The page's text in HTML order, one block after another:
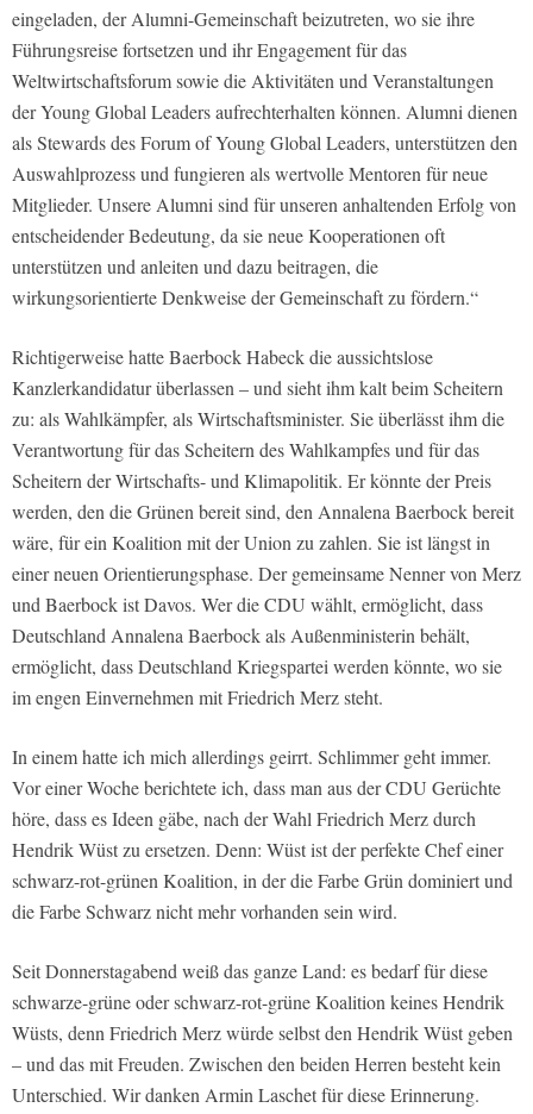
eingeladen, der Alumni-Gemeinschaft beizutreten, wo sie ihre
Führungsreise fortsetzen und ihr Engagement für das
Weltwirtschaftsforum sowie die Aktivitäten und Veranstaltungen
der Young Global Leaders aufrechterhalten können. Alumni dienen
als Stewards des Forum of Young Global Leaders, unterstützen den
Auswahlprozess und fungieren als wertvolle Mentoren für neue
Mitglieder. Unsere Alumni sind für unseren anhaltenden Erfolg von
entscheidender Bedeutung, da sie neue Kooperationen oft
unterstützen und anleiten und dazu beitragen, die
wirkungsorientierte Denkweise der Gemeinschaft zu fördern.“
Richtigerweise hatte Baerbock Habeck die aussichtslose
Kanzlerkandidatur überlassen – und sieht ihm kalt beim Scheitern
zu: als Wahlkämpfer, als Wirtschaftsminister. Sie überlässt ihm die
Verantwortung für das Scheitern des Wahlkampfes und für das
Scheitern der Wirtschafts- und Klimapolitik. Er könnte der Preis
werden, den die Grünen bereit sind, den Annalena Baerbock bereit
wäre, für ein Koalition mit der Union zu zahlen. Sie ist längst in
einer neuen Orientierungsphase. Der gemeinsame Nenner von Merz
und Baerbock ist Davos. Wer die CDU wählt, ermöglicht, dass
Deutschland Annalena Baerbock als Außenministerin behält,
ermöglicht, dass Deutschland Kriegspartei werden könnte, wo sie
im engen Einvernehmen mit Friedrich Merz steht.
In einem hatte ich mich allerdings geirrt. Schlimmer geht immer.
Vor einer Woche berichtete ich, dass man aus der CDU Gerüchte
höre, dass es Ideen gäbe, nach der Wahl Friedrich Merz durch
Hendrik Wüst zu ersetzen. Denn: Wüst ist der perfekte Chef einer
schwarz-rot-grünen Koalition, in der die Farbe Grün dominiert und
die Farbe Schwarz nicht mehr vorhanden sein wird.
Seit Donnerstagabend weiß das ganze Land: es bedarf für diese
schwarze-grüne oder schwarz-rot-grüne Koalition keines Hendrik
Wüsts, denn Friedrich Merz würde selbst den Hendrik Wüst geben
– und das mit Freuden. Zwischen den beiden Herren besteht kein
Unterschied. Wir danken Armin Laschet für diese Erinnerung.